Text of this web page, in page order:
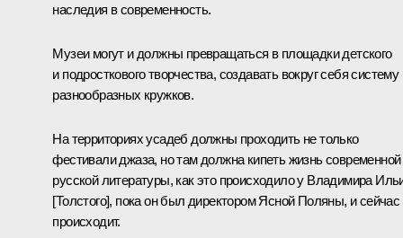
наследия в современность.
Музеи могут и должны превращаться в площадки детского
и подросткового творчества, создавать вокруг себя систему
разнообразных кружков.
На территориях усадеб должны проходить не только
фестивали джаза, но там должна кипеть жизнь современной
русской литературы, как это происходило у Владимира
[Толстого], пока он был директором Ясной Поляны, и сейчас
происходит.